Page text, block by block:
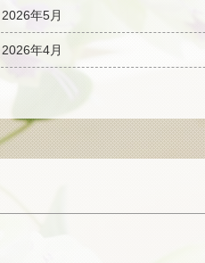
2026年5月
2026年4月